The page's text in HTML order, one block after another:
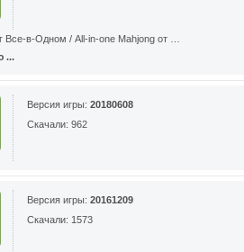
Все-в-Одном / All-in-one Mahjong от …
...
Версия игры: 20180608
Скачали: 962
Версия игры: 20161209
Скачали: 1573